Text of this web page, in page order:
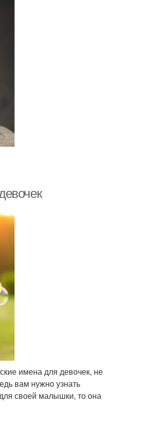
имена для девочек, не
вам нужно узнать
своей малышки, то она